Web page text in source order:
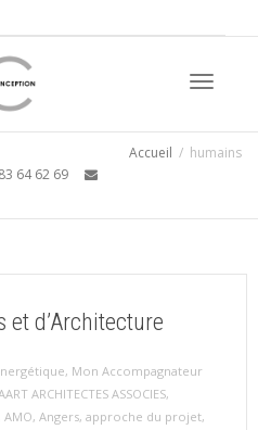
Accueil
humains
64 62 69
et d’Architecture
, Mon Accompagnateur
ARCHITECTES ASSOCIES,
AMO, Angers, approche du projet,